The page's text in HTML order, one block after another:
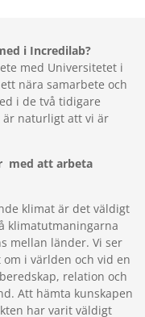
i Incredilab?
med Universitetet i
nära samarbete och
i de två tidigare
är naturligt att vi är
med att arbeta
klimat är det väldigt
klimatutmaningarna
mellan länder. Vi ser
i världen och vid en
relation och
Att hämta kunskapen
har varit väldigt